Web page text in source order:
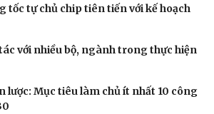
tốc tự chủ chip tiên tiến với kế hoạch
với nhiều bộ, ngành trong thực hiện
lược: Mục tiêu làm chủ ít nhất 10 công